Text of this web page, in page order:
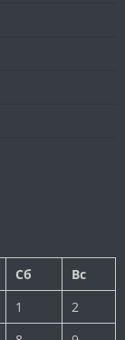
Сб
Вс
1
2